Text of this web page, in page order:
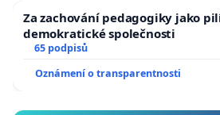
Za zachování pedagogiky jako
demokratické společnosti
65 podpisů
Oznámení o transparentnosti